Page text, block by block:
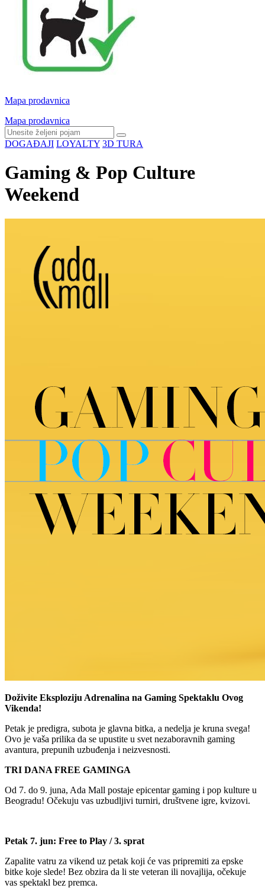
Mapa prodavnica
Mapa prodavnica
DOGAĐAJI LOYALTY 3D TURA
Gaming & Pop Culture
Weekend
Doživite Eksploziju Adrenalina na Gaming Spektaklu Ovog
Vikenda!
Petak je predigra, subota je glavna bitka, a nedelja je kruna svega!
Ovo je vaša prilika da se upustite u svet nezaboravnih gaming
avantura, prepunih uzbuđenja i neizvesnosti.
TRI DANA FREE GAMINGA
Od 7. do 9. juna, Ada Mall postaje epicentar gaming i pop kulture u
Beogradu! Očekuju vas uzbudljivi turniri, društvene igre, kvizovi.
Petak 7. jun: Free to Play / 3. sprat
Zapalite vatru za vikend uz petak koji će vas pripremiti za epske
bitke koje slede! Bez obzira da li ste veteran ili novajlija, očekuje
vas spektakl bez premca.